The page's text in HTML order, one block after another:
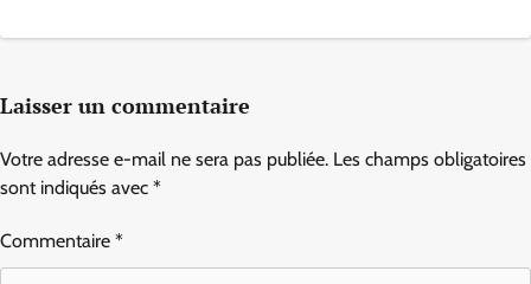
Laisser un commentaire
Votre adresse e-mail ne sera pas publiée. Les champs obligatoires
sont indiqués avec *
Commentaire *